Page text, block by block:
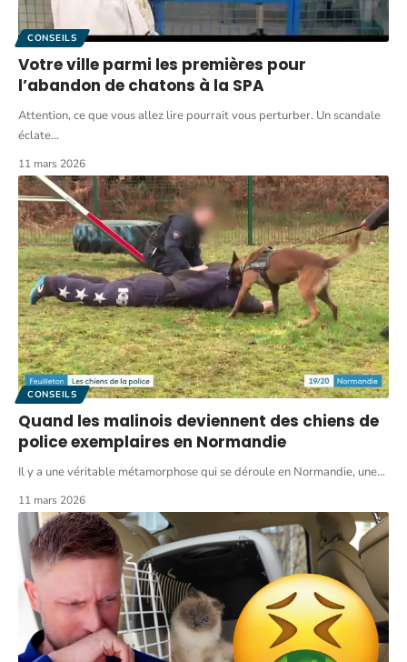
CONSEILS
Votre ville parmi les premières pour
l’abandon de chatons à la SPA
Attention, ce que vous allez lire pourrait vous perturber. Un scandale
éclate…
11 mars 2026
CONSEILS
Quand les malinois deviennent des chiens de
police exemplaires en Normandie
Il y a une véritable métamorphose qui se déroule en Normandie, une…
11 mars 2026